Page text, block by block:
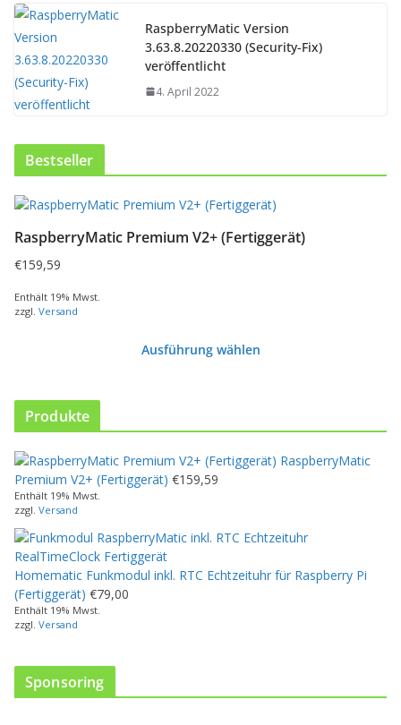
RaspberryMatic Version
3.63.8.20220330 (Security-Fix)
veröffentlicht
4. April 2022
Bestseller
RaspberryMatic Premium V2+ (Fertiggerät)
€159,59
Enthält 19% Mwst.
zzgl. Versand
Ausführung wählen
D
e
s
s
P
t
w
e
i
s
m
e
h
r
e
Produkte
RaspberryMatic
Premium V2+ (Fertiggerät) €159,59
Enthält 19% Mwst.
zzgl. Versand
Homematic Funkmodul inkl. RTC Echtzeituhr für Raspberry Pi
(Fertiggerät) €79,00
Enthält 19% Mwst.
zzgl. Versand
Sponsoring